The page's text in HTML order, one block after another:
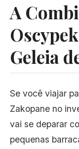
A
Geleia
Se você viajar
Zakopane no
vai se deparar
pequenas